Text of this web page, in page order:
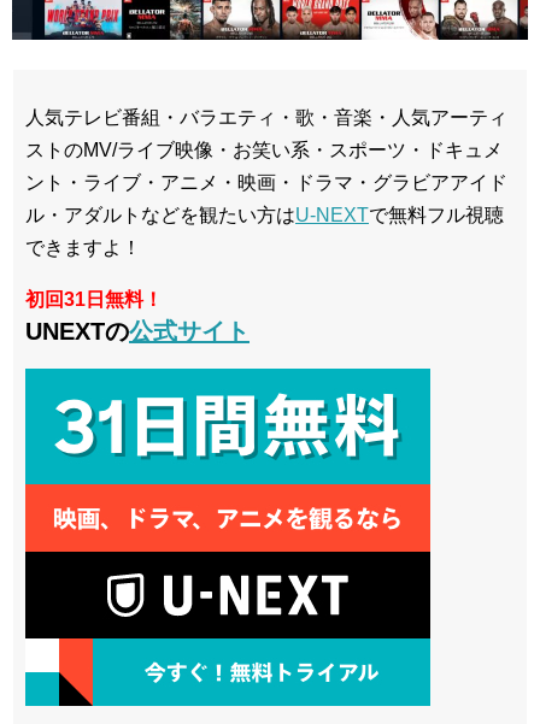
人気テレビ番組・バラエティ・歌・音楽・人気アーティ
ストのMV/ライブ映像・お笑い系・スポーツ・ドキュメ
ント・ライブ・アニメ・映画・ドラマ・グラビアアイド
ル・アダルトなどを観たい方はU-NEXTで無料フル視聴
できますよ！
初回31日無料！
UNEXTの公式サイト